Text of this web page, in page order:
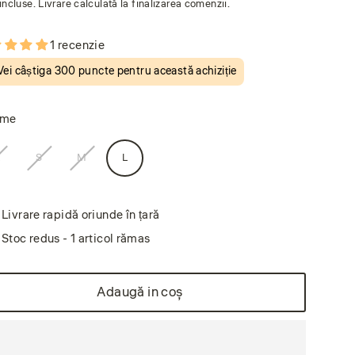
Livrare calculată la finalizarea comenzii.
1 recenzie
câștiga 300 puncte pentru această achiziție
S M L
Livrare rapidă oriunde în țară
Stoc redus - 1 articol rămas
Adaugă in coş